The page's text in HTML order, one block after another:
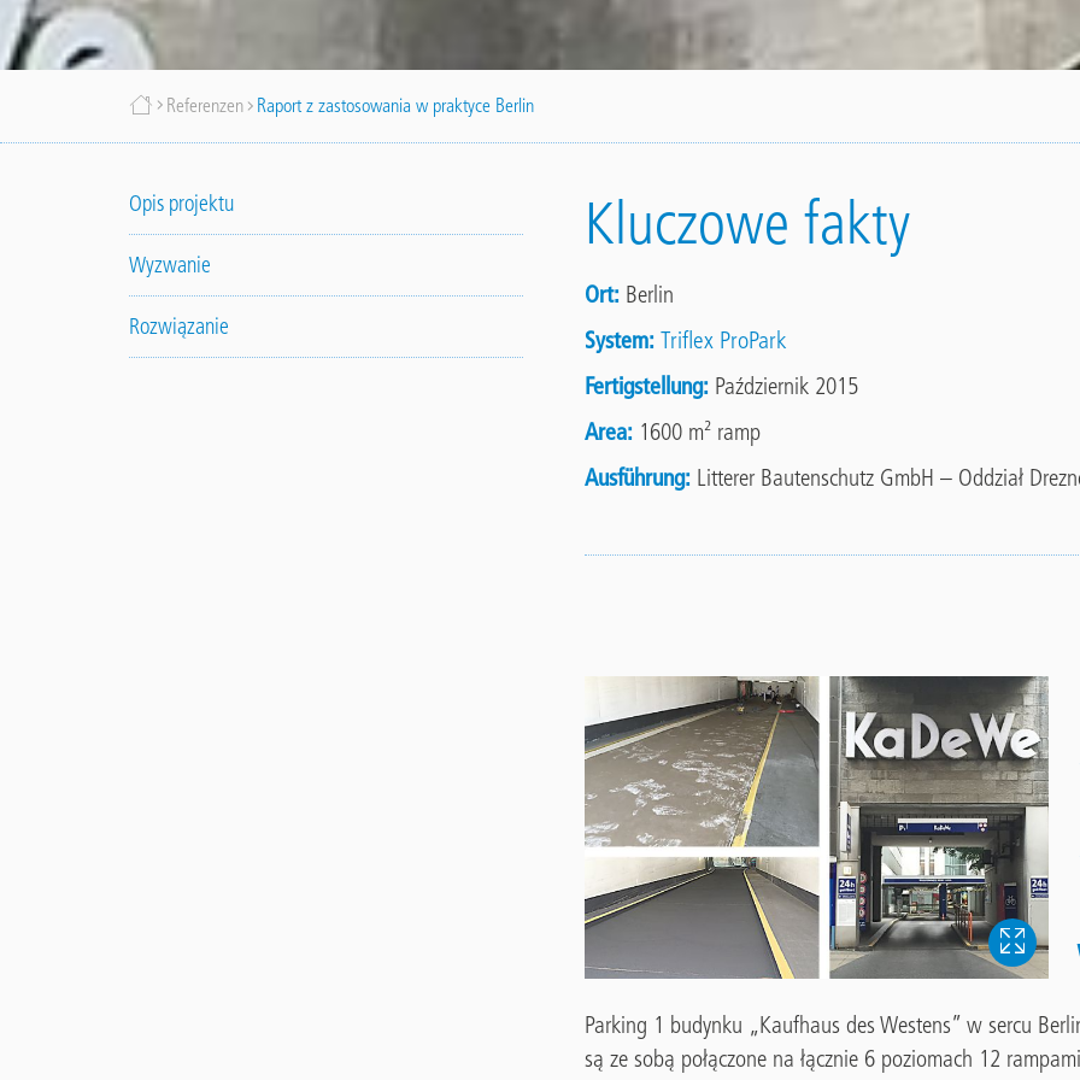
Breadcrumb
Referenzen Raport z zastosowania w praktyce Berlin
Opis projektu
Wyzwanie
Rozwiązanie
Kluczowe fakty
Ort Berlin
System Triflex ProPark
Fertigstellung Październik 2015
Area 1600 m² ramp
Ausführung Litterer Bautenschutz GmbH – Oddział
Parking 1 budynku „Kaufhaus des Westens” w sercu
są ze sobą połączone na łącznie 6 poziomach 12